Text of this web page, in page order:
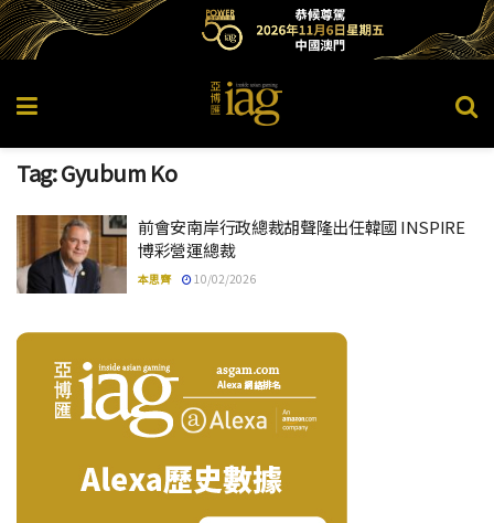
Tag:Gyubum Ko
前會安南岸行政總裁胡聲隆出任韓國 INSPIRE
博彩營運總裁
本思齊 10/02/2026